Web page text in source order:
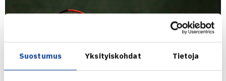
Suostumus Yksityiskohdat Tietoja